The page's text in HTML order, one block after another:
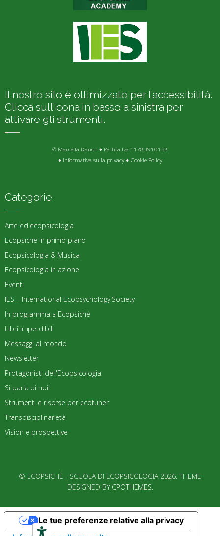
Il nostro sito è ottimizzato per l’accessibilità.
Clicca sull’icona in basso a sinistra per
attivare gli strumenti.
© Marcella Danon ♦ Partita Iva 11783910158
♦ Informativa sulla privacy♦ Cookie Policy
Categorie
Arte ed ecopsicologia
Ecopsiché in primo piano
Ecopsicologia & Musica
Ecopsicologia in azione
Eventi
IES – International Ecopsychology Society
In programma a Ecopsiché
Libri imperdibili
Messaggi al mondo
Newsletter
Protagonisti dell'Ecopsicologia
Si parla di noi!
Strumenti e risorse per ecotuner
Transdisciplinarietà
Vision e prospettive
© ECOPSICHÉ - SCUOLA DI ECOPSICOLOGIA 2026. THEME
DESIGNED BY CPOTHEMES.
Le tue preferenze relative alla privacy